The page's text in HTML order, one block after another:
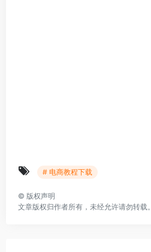
# 电商教程下载
© 版权声明
文章版权归作者所有，未经允许请勿转载。